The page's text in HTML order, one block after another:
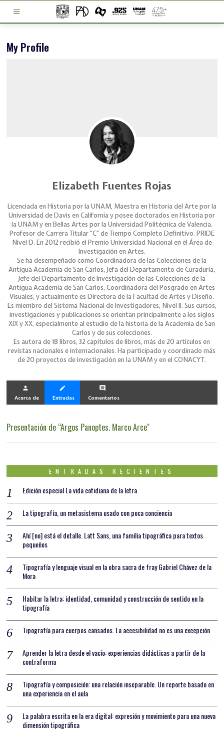
My Profile
Elizabeth Fuentes Rojas
Licenciada en Historia por la UNAM, Maestra en Historia del Arte por la
Universidad de Davis en California y posee doctorados en Historia por
la UNAM y en Bellas Artes por la Universidad Politécnica de Valencia.
Profesor de Carrera Titular “C” de Tiempo Completo Definitivo. PRIDE
Nivel D. En 2012 recibió el Premio Universidad Nacional en el Área de
Investigación en Artes.
Se ha desempeñado como Coordinadora de las Colecciones de la
Antigua Academia de San Carlos, Jefa del Departamento de Curaduría,
Jefe del Departamento de Investigación de las Colecciones de la
Antigua Academia de San Carlos, Coordinadora del Posgrado en Artes
Visuales, y actualmente es Directora de la Facultad de Artes y Diseño.
Es miembro del Sistema Nacional de Investigadores, Nivel II. Sus cursos,
investigaciones y publicaciones se orientan principalmente a los siglos
XIX y XX, especialmente al estudio de la historia de la Academia de San
Carlos y de sus colecciones.
Es autora de 18 libros, 32 capítulos de libros, más de 20 artículos en
revistas nacionales e internacionales. Ha participado y coordinado más
de 20 proyectos de investigación en la UNAM y en el CONACYT.
person
Acerca de
create
Entradas
comment
Comentarios
Presentación de “Argos Panoptes. Marco Arce"
ENTRADAS RECIENTES
Edición especial La vida cotidiana de la letra
La tipografía, un metasistema usado con poca conciencia
Ahí [no] está el detalle. Latt Sans, una familia tipográfica para textos
pequeños
Tipografía y lenguaje visual en la obra sacra de fray Gabriel Chávez de la
Mora
Habitar la letra: identidad, comunidad y construcción de sentido en la
tipografía
Tipografía para cuerpos cansados. La accesibilidad no es una excepción
Aprender la letra desde el vacío: experiencias didácticas a partir de la
contraforma
Tipografía y composición: una relación inseparable. Un reporte basado en
una experiencia en el aula
La palabra escrita en la era digital: expresión y movimiento para una nueva
dimensión tipográfica